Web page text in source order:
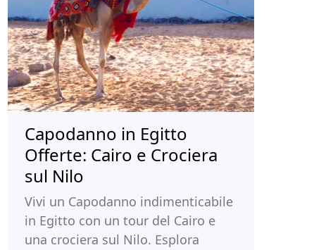
Capodanno in Egitto
Offerte: Cairo e Crociera
sul Nilo
Vivi un Capodanno indimenticabile
in Egitto con un tour del Cairo e
una crociera sul Nilo. Esplora